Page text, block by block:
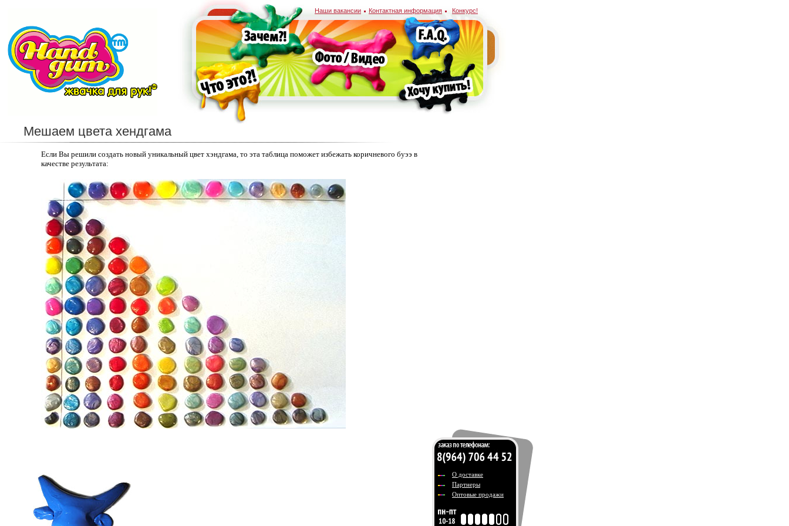
Наши вакансии Контактная информация Конкурс!
Мешаем цвета хендгама
Если Вы решили создать новый уникальный цвет хэндгама, то эта таблица поможет избежать коричневого буээ в
качестве результата:
О доставке
Партнеры
Оптовые продажи